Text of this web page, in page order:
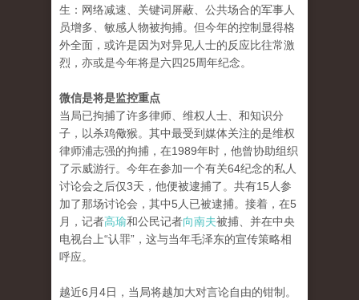
生：网络减速、关键词屏蔽、公共场合的军事人
员增多、敏感人物被拘捕。但今年的控制显得格
外全面，或许是因为对异见人士的反应比往常激
烈，亦或是今年将是六四25周年纪念。
微信是将是监控重点
当局已拘捕了许多律师、维权人士、和知识分
子，以杀鸡儆猴。其中最受到媒体关注的是维权
律师浦志强的拘捕，在1989年时，他曾协助组织
了示威游行。今年在参加一个有关64纪念的私人
讨论会之后仅3天，他便被逮捕了。共有15人参
加了那场讨论会，其中5人已被逮捕。接着，在5
月，记者高瑜和公民记者向南夫被捕、并在中央
电视台上“认罪”，这与当年毛泽东的宣传策略相
呼应。
越近6月4日，当局将越加大对言论自由的钳制。